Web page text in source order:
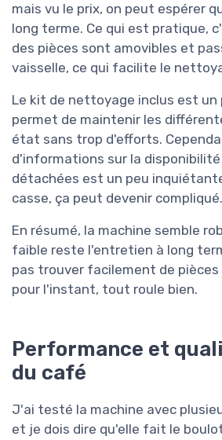
mais vu le prix, on peut espérer
long terme. Ce qui est pratique,
des pièces sont amovibles et
vaisselle, ce qui facilite le
Le kit de nettoyage inclus est un
permet de maintenir les
état sans trop d'efforts.
d'informations sur la disponibilité
détachées est un peu
casse, ça peut devenir compliqué.
En résumé, la machine semble
faible reste l'entretien à long
pas trouver facilement de pièces
pour l'instant, tout roule bien.
Performance et
du café
J'ai testé la machine avec
et je dois dire qu'elle fait le